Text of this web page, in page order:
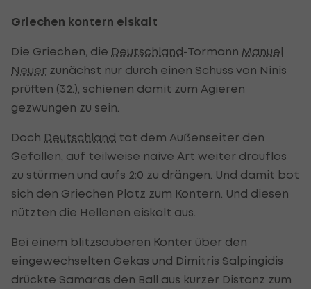
Griechen kontern eiskalt
Die Griechen, die Deutschland-Tormann Manuel
Neuer zunächst nur durch einen Schuss von Ninis
prüften (32.), schienen damit zum Agieren
gezwungen zu sein.
Doch Deutschland tat dem Außenseiter den
Gefallen, auf teilweise naive Art weiter drauflos
zu stürmen und aufs 2:0 zu drängen. Und damit bot
sich den Griechen Platz zum Kontern. Und diesen
nützten die Hellenen eiskalt aus.
Bei einem blitzsauberen Konter über den
eingewechselten Gekas und Dimitris Salpingidis
drückte Samaras den Ball aus kurzer Distanz zum